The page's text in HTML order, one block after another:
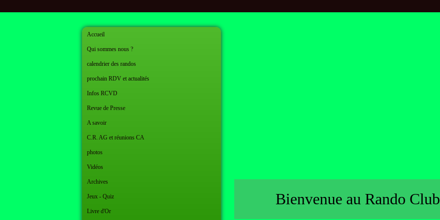
Accueil
Qui sommes nous ?
calendrier des randos
prochain RDV et actualités
Infos RCVD
Revue de Presse
A savoir
C.R. AG et réunions CA
photos
Vidéos
Archives
Jeux - Quiz
Livre d'Or
Bienvenue au Rando